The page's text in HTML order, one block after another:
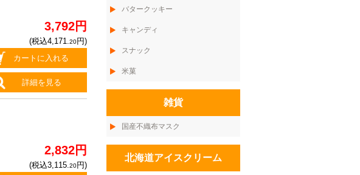
3,792円
(税込4,171. 20円)
カートに入れる
詳細を見る
2,832円
(税込3,115. 20円)
バタークッキー
キャンディ
スナック
米菓
雑貨
国産不織布マスク
北海道アイスクリーム